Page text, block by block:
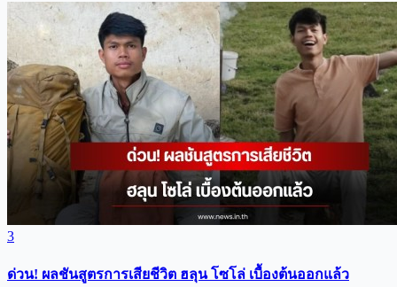
3
ด่วน! ผลชันสูตรการเสียชีวิต ฮลุน โซโล่ เบื้องต้นออกแล้ว